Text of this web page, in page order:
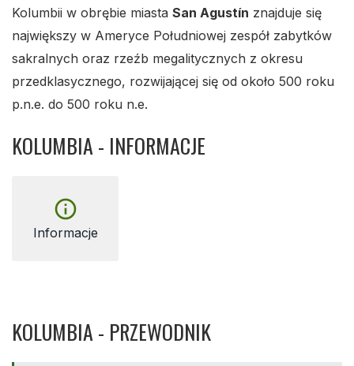
Kolumbii w obrębie miasta San Agustín znajduje się
największy w Ameryce Południowej zespół zabytków
sakralnych oraz rzeźb megalitycznych z okresu
przedklasycznego, rozwijającej się od około 500 roku
p.n.e. do 500 roku n.e.
KOLUMBIA - INFORMACJE
info_outline
Informacje
KOLUMBIA - PRZEWODNIK